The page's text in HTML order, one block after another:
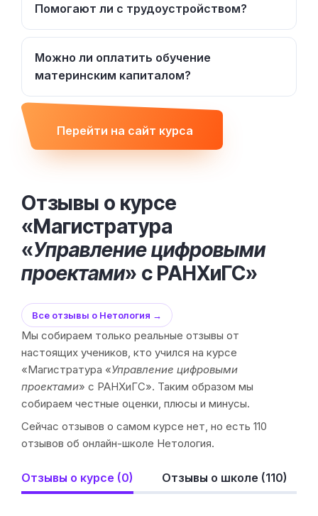
Помогают ли с трудоустройством?
Можно ли оплатить обучение
материнским капиталом?
Перейти на сайт курса
Отзывы о курсе
«Магистратура
«Управление цифровыми
проектами» с РАНХиГС»
Все отзывы о Нетология →
Мы собираем только реальные отзывы от
настоящих учеников, кто учился на курсе
«Магистратура «Управление цифровыми
проектами» с РАНХиГС». Таким образом мы
собираем честные оценки, плюсы и минусы.
Сейчас отзывов о самом курсе нет, но есть 110
отзывов об онлайн-школе Нетология.
Отзывы о курсе (0) Отзывы о школе (110)